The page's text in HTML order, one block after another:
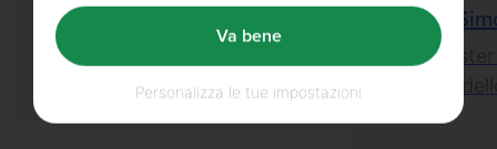
Personalizza le tue impostazioni
Va bene